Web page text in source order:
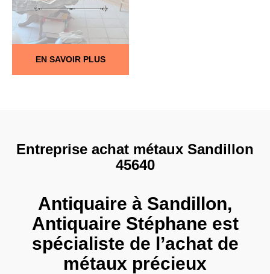
EN SAVOIR PLUS
Entreprise achat métaux Sandillon
45640
Antiquaire à Sandillon,
Antiquaire Stéphane est
spécialiste de l’achat de
métaux précieux